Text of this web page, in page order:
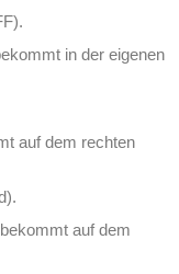
in der eigenen
auf dem rechten
auf dem